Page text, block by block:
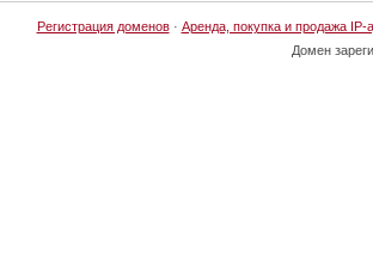
Регистрация доменов· Аренда, покупка и продажа IP-
Домен